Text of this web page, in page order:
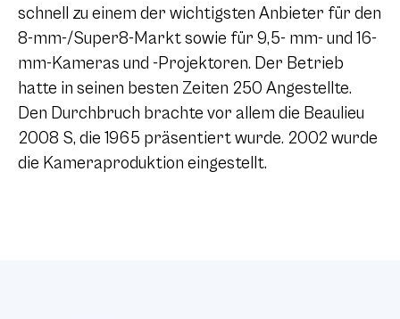
schnell zu einem der wichtigsten Anbieter für den
8-mm-/Super8-Markt sowie für 9,5- mm- und 16-
mm-Kameras und -Projektoren. Der Betrieb
hatte in seinen besten Zeiten 250 Angestellte.
Den Durchbruch brachte vor allem die Beaulieu
2008 S, die 1965 präsentiert wurde. 2002 wurde
die Kameraproduktion eingestellt.